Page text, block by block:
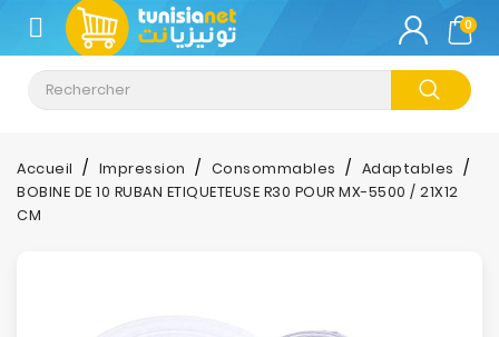
CATÉGORIE
Climatisation
Informatique
Téléphonie
0
Accueil Impression Consommables
Adaptables
BOBINE DE 10 RUBAN ETIQUETEUSE R30 POUR MX-5500 / 21X12
CM